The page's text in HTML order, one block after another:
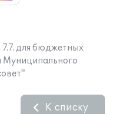
для бюджетных
К списку